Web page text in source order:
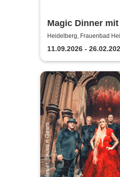
Magic Dinner
| Frauenbad
Heidelberg, Frauenbad
11.09.2026 -